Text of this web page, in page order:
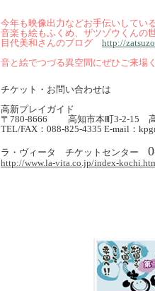
今年も映像出力などお手伝いしてい
音楽も絵もふくめ、ザツゾウくんの
目代美和さんのブログ http://
音と絵でつづる異空間にぜひご来場
チケット・お問い合わせは
高新プレイガイド
〒780-8666 高知市本町3-2-15 高
TEL/FAX：088-825-4335 E-mail：
ラ・ヴィータ チケットセンター
http://www.la-vita.co.jp/index-